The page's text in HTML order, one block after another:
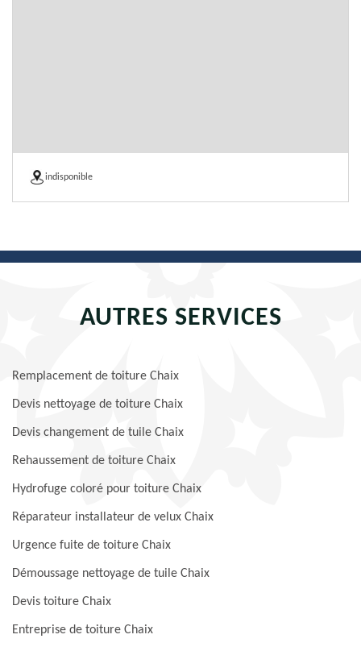
indisponible
AUTRES SERVICES
Remplacement de toiture Chaix
Devis nettoyage de toiture Chaix
Devis changement de tuile Chaix
Rehaussement de toiture Chaix
Hydrofuge coloré pour toiture Chaix
Réparateur installateur de velux Chaix
Urgence fuite de toiture Chaix
Démoussage nettoyage de tuile Chaix
Devis toiture Chaix
Entreprise de toiture Chaix